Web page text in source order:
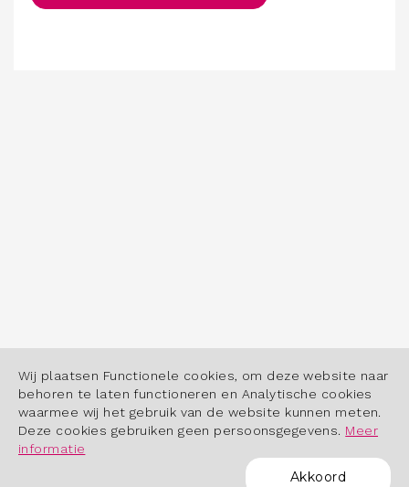
Wij plaatsen Functionele cookies, om deze website naar
behoren te laten functioneren en Analytische cookies
waarmee wij het gebruik van de website kunnen meten.
Deze cookies gebruiken geen persoonsgegevens. Meer
informatie
Akkoord